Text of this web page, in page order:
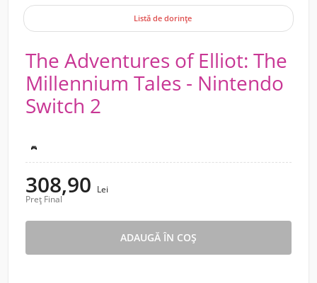
Listă de dorințe
The Adventures of Elliot: The
Millennium Tales - Nintendo
Switch 2
308,90 Lei
Preț Final